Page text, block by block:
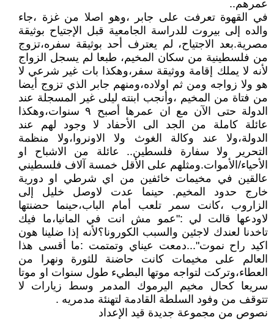
عمرهم..
في القهوة تعرفت على جابر ،وهو اصلا من غزة ،جاء
والده إلى بيروت للدراسة الجامعية قبل الإجتياح بوثيقة
مصرية.بعد الاجتياح، لم يعترف أحد بوثيقة سفره،تزوج
من فلسطينية من سكان المخيم، طبعا لم يسجل الزواج
لأنه لا يملك إقامة ووثيقة سفر،وهكذا بات غير شرعي لا
هو ولا زواجه ومن ثم اولاده،ومنهم جابر الذي تزوج أيضا
من فتاة من المخيم ،وأنجب ابنته ليلى غير المسجلة عند
الدولة حتى الآن مع ان عمرها أصبح ٩ سنوات،وهكذا
عائلة كاملة من الجد الى الأحفاد لا وجود لهم عند
الدولة،ولا عند وكالة الغوث ولا الاونروا،ولا منظمة
التحرير ولا سفارة فلسطين.. عائلة من الاشباح او
الأحياء/الأموات.ومثلهم على الأقل خمسة آلاف فلسطيني
عالقين في مخيمات خائفين من اي شرطي او دورية
خارج حدود المخيم. حينما عدت لاوصل خليل إلى
الزاروب ،كانت سمر تلعب أمام الباب،حينما حضنتها
لاودعها قالت لي :"عمو مش انت في المانيا،ما فيك
تاخدنا لعندك لاجئين والسبب الكورونا؟لأنه إذا ضلينا هون
اكيد راح نموت"...دمعت عيناي وتمتمت :ما أقسى هذا
العالم على مخيمات كانت حاضنة للثورة ونهرا من
العطاء،وتركت لتواجه موتها البطيء طول سنوات او موتا
سريعا كحال مخيم اليرموك المدمر وسط زيارات لا
تتوقف من وفود السلطة القادمة لتهنئة مدمريه .
نصوص من مجموعة جديدة قيد الإعداد